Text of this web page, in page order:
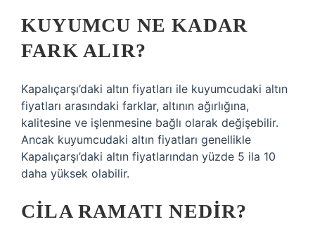
KUYUMCU NE KADAR
FARK ALIR?
Kapalıçarşı’daki altın fiyatları ile kuyumcudaki altın
fiyatları arasındaki farklar, altının ağırlığına,
kalitesine ve işlenmesine bağlı olarak değişebilir.
Ancak kuyumcudaki altın fiyatları genellikle
Kapalıçarşı’daki altın fiyatlarından yüzde 5 ila 10
daha yüksek olabilir.
CILA RAMATI NEDIR?